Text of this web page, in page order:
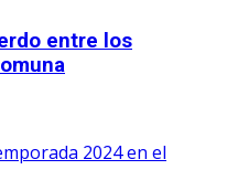
entre los